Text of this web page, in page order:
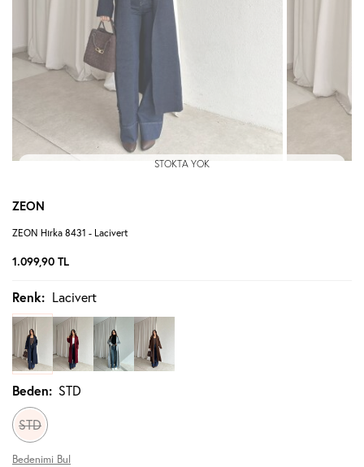
STOKTA YOK
ZEON
ZEON Hırka 8431 - Lacivert
1.099,90 TL
Renk: Lacivert
Beden: STD
STD
Bedenimi Bul